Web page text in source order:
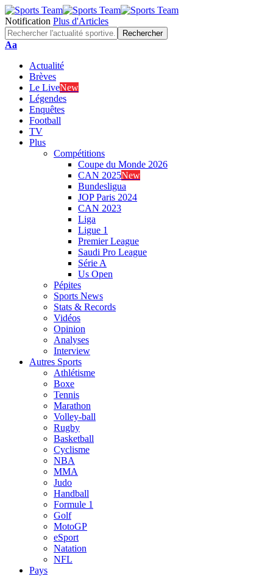
Notification Plus d'Articles
Font
Aa
Actualité
Brèves
Le LiveNew
Légendes
Enquêtes
Football
TV
Plus
Compétitions
Coupe du Monde 2026
CAN 2025New
Bundesligua
JOP Paris 2024
CAN 2023
Liga
Ligue 1
Premier League
Saudi Pro League
Série A
Us Open
Pépites
Sports News
Stats & Records
Vidéos
Opinion
Analyses
Interview
Autres Sports
Athlétisme
Boxe
Tennis
Marathon
Volley-ball
Rugby
Basketball
Cyclisme
NBA
MMA
Judo
Handball
Formule 1
Golf
MotoGP
eSport
Natation
NFL
Pays